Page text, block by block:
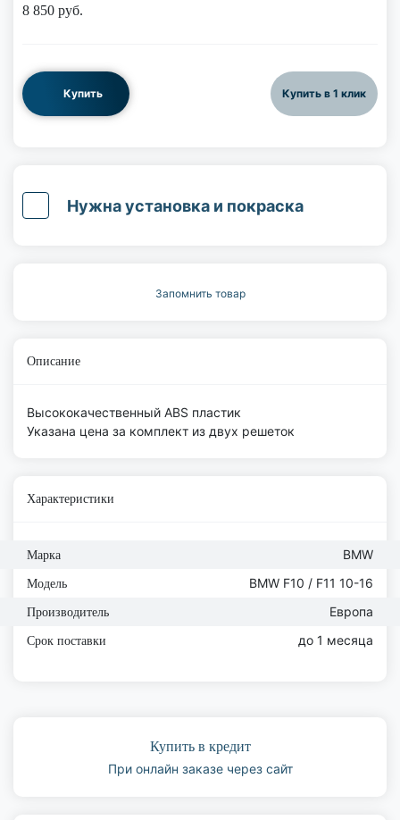
8 850 руб.
Купить Купить в 1 клик
Нужна установка и покраска
Запомнить товар
Описание
Высококачественный ABS пластик
Указана цена за комплект из двух решеток
Характеристики
Марка BMW
Модель BMW F10 / F11 10-16
Производитель Европа
Срок поставки до 1 месяца
Купить в кредит
При онлайн заказе через сайт